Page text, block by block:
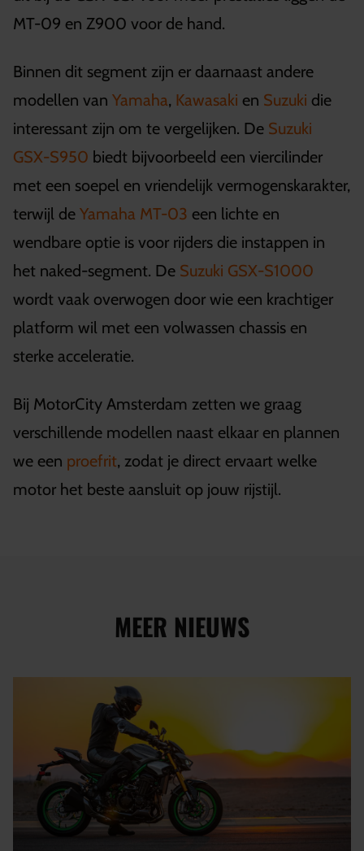
MT-09 en Z900 voor de hand.
Binnen dit segment zijn er daarnaast andere
modellen van Yamaha, Kawasaki en Suzuki die
interessant zijn om te vergelijken. De Suzuki
GSX-S950 biedt bijvoorbeeld een viercilinder
met een soepel en vriendelijk vermogenskarakter,
terwijl de Yamaha MT-03 een lichte en
wendbare optie is voor rijders die instappen in
het naked-segment. De Suzuki GSX-S1000
wordt vaak overwogen door wie een krachtiger
platform wil met een volwassen chassis en
sterke acceleratie.
Bij MotorCity Amsterdam zetten we graag
verschillende modellen naast elkaar en plannen
we een proefrit, zodat je direct ervaart welke
motor het beste aansluit op jouw rijstijl.
MEER NIEUWS